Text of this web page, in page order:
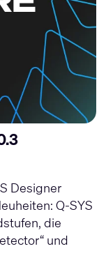
Designer
Q-SYS
die
und